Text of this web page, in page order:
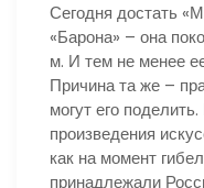
Сегодня достать
«Барона» – она
м. И тем не менее
Причина та же –
могут его
произведения
как на момент
принадлежали